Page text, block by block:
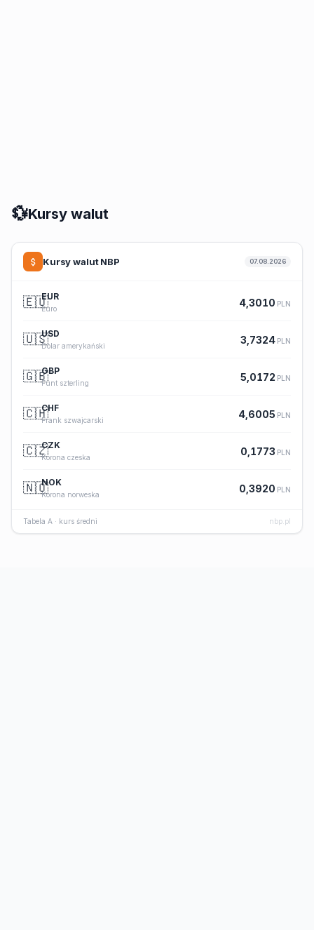
💱Kursy walut
Kursy walut NBP 07.08.2026
🇪🇺EUR
Euro
4,3010 PLN
🇺🇸USD
Dolar amerykański
3,7324 PLN
🇬🇧GBP
Funt szterling
5,0172 PLN
🇨🇭CHF
Frank szwajcarski
4,6005 PLN
🇨🇿CZK
Korona czeska
0,1773 PLN
🇳🇴NOK
Korona norweska
0,3920 PLN
Tabela A · kurs średni nbp.pl